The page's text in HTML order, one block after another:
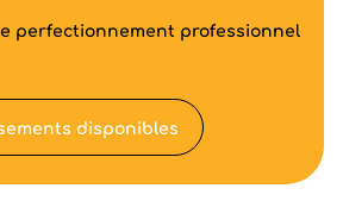
perfectionnement professionnel
disponibles